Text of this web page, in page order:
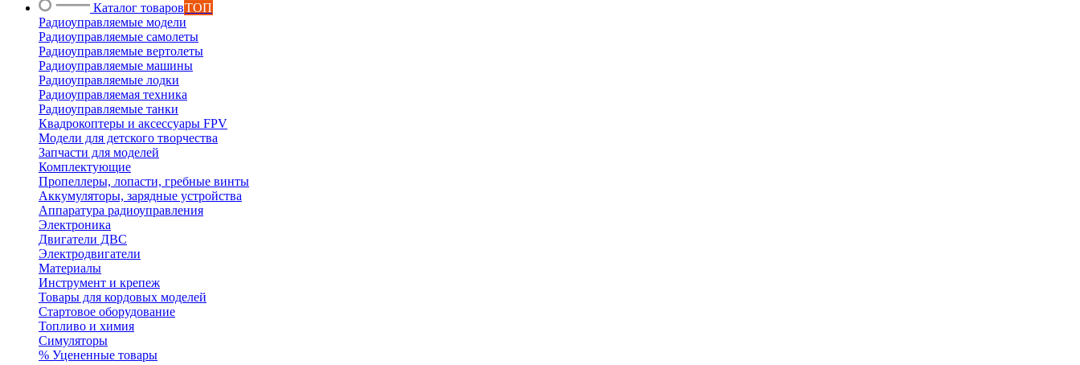
Каталог товаровТОП
Радиоуправляемые модели
Радиоуправляемые самолеты
Радиоуправляемые вертолеты
Радиоуправляемые машины
Радиоуправляемые лодки
Радиоуправляемая техника
Радиоуправляемые танки
Квадрокоптеры и аксессуары FPV
Модели для детского творчества
Запчасти для моделей
Комплектующие
Пропеллеры, лопасти, гребные винты
Аккумуляторы, зарядные устройства
Аппаратура радиоуправления
Электроника
Двигатели ДВС
Электродвигатели
Материалы
Инструмент и крепеж
Товары для кордовых моделей
Стартовое оборудование
Топливо и химия
Симуляторы
% Уцененные товары